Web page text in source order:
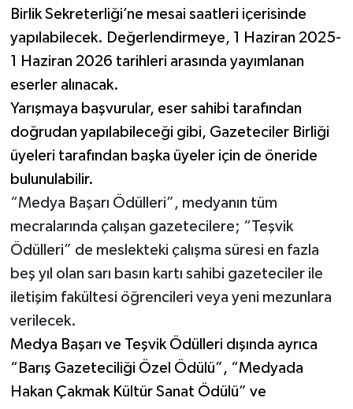
Birlik Sekreterliği’ne mesai saatleri içerisinde
yapılabilecek. Değerlendirmeye, 1 Haziran 2025-
1 Haziran 2026 tarihleri arasında yayımlanan
eserler alınacak.
Yarışmaya başvurular, eser sahibi tarafından
doğrudan yapılabileceği gibi, Gazeteciler Birliği
üyeleri tarafından başka üyeler için de öneride
bulunulabilir.
“Medya Başarı Ödülleri”, medyanın tüm
mecralarında çalışan gazetecilere; “Teşvik
Ödülleri” de meslekteki çalışma süresi en fazla
beş yıl olan sarı basın kartı sahibi gazeteciler ile
iletişim fakültesi öğrencileri veya yeni mezunlara
verilecek.
Medya Başarı ve Teşvik Ödülleri dışında ayrıca
“Barış Gazeteciliği Özel Ödülü”, “Medyada
Hakan Çakmak Kültür Sanat Ödülü” ve